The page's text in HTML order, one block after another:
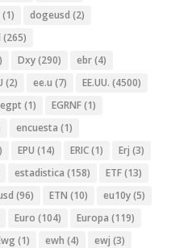
(1) dogeusd (2)
(265)
Dxy(290) ebr(4)
(2) ee.u (7) EE.UU. (4500)
egpt (1) EGRNF(1)
encuesta (1)
EPU (14) ERIC(1) Erj (3)
estadistica (158) ETF(13)
(96) ETN (10) eu10y(5)
Euro (104) Europa (119)
(1) ewh (4) ewj (3)